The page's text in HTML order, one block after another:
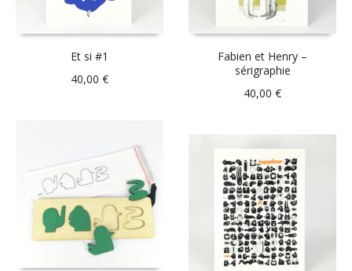
Et si #1
40,00 €
Fabien et Henry –
sérigraphie
40,00€